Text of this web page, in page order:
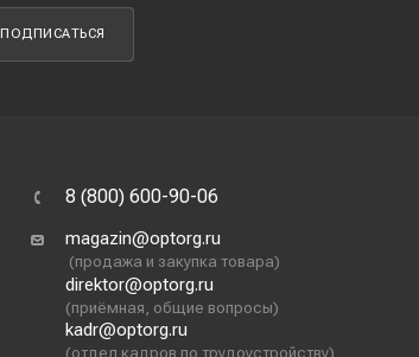
ПОДПИСАТЬСЯ
8 (800) 600-90-06
magazin@optorg.ru
(продажа и закупка товара)
direktor@optorg.ru
(приёмная, общие вопросы)
kadr@optorg.ru
(отдел кадров по трудоустройству)